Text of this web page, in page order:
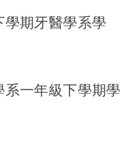
期牙醫學系學
一年級下學期學